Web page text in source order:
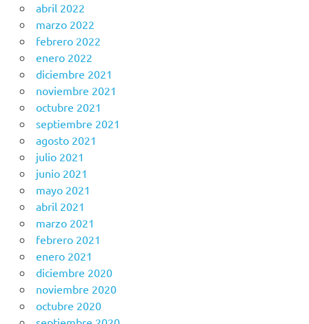
abril 2022
marzo 2022
febrero 2022
enero 2022
diciembre 2021
noviembre 2021
octubre 2021
septiembre 2021
agosto 2021
julio 2021
junio 2021
mayo 2021
abril 2021
marzo 2021
febrero 2021
enero 2021
diciembre 2020
noviembre 2020
octubre 2020